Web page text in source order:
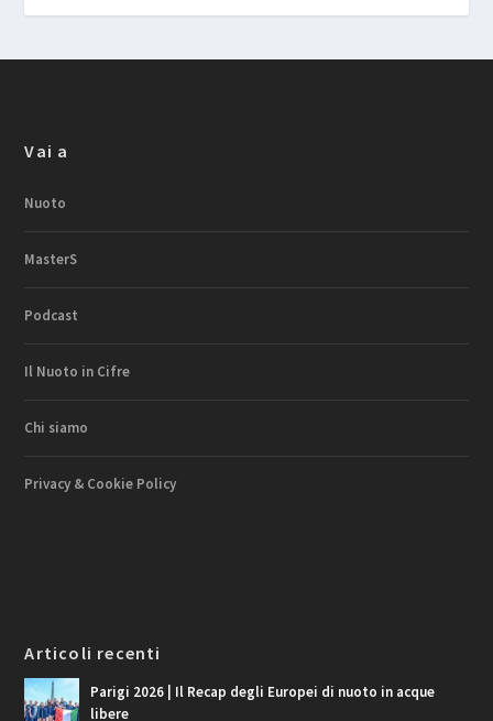
Vai a
Nuoto
MasterS
Podcast
Il Nuoto in Cifre
Chi siamo
Privacy & Cookie Policy
Articoli recenti
Parigi 2026 | Il Recap degli Europei di nuoto in acque
libere